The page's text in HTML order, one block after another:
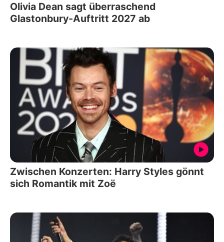
Olivia Dean sagt überraschend
Glastonbury-Auftritt 2027 ab
Zwischen Konzerten: Harry Styles gönnt
sich Romantik mit Zoë